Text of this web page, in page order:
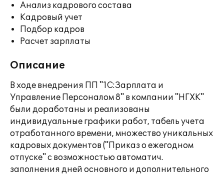
Анализ кадрового состава
Кадровый учет
Подбор кадров
Расчет зарплаты
Описание
В ходе внедрения ПП "1С:Зарплата и
Управление Персоналом 8" в компании "НГХК"
были доработаны и реализованы
индивидуальные графики работ, табель учета
отработанного времени, множество уникальных
кадровых документов ("Приказ о ежегодном
отпуске" с возможностью автоматич.
заполнения дней основного и дополнительного